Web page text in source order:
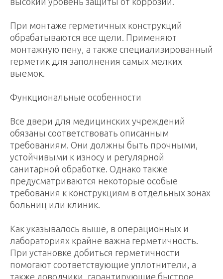
При монтаже герметичных конструкций
обрабатываются все щели. Применяют
монтажную пену, а также специализированный
герметик для заполнения самых мелких
выемок.
Функциональные особенности
Все двери для медицинских учреждений
обязаны соответствовать описанным
требованиям. Они должны быть прочными,
устойчивыми к износу и регулярной
санитарной обработке. Однако также
предусматриваются некоторые особые
требования к конструкциям в отдельных зонах
больниц или клиник.
Как указывалось выше, в операционных и
лабораториях крайне важна герметичность.
При установке добиться герметичности
помогают соответствующие уплотнители, а
также доводчики, гарантирующие быстрое